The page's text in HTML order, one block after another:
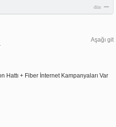
dün
Aşağı git
Hattı + Fiber İnternet Kampanyaları Var